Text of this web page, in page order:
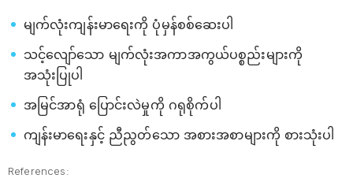
မျက်လုံးကျန်းမာရေးကို ပုံမှန်စစ်ဆေးပါ
သင့်လျော်သော မျက်လုံးအကာအကွယ်ပစ္စည်းများကို
အသုံးပြုပါ
အမြင်အာရုံ ပြောင်းလဲမှုကို ဂရုစိုက်ပါ
ကျန်းမာရေးနှင့် ညီညွတ်သော အစားအစာများကို စားသုံးပါ
References: